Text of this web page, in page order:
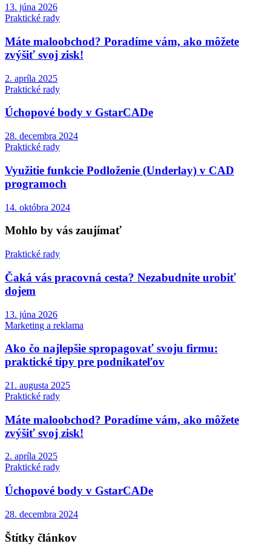
13. júna 2026
Praktické rady
Máte maloobchod? Poradíme vám, ako môžete
zvýšiť svoj zisk!
2. apríla 2025
Praktické rady
Úchopové body v GstarCADe
28. decembra 2024
Praktické rady
Využitie funkcie Podloženie (Underlay) v CAD
programoch
14. októbra 2024
Mohlo by vás zaujímať
Praktické rady
Čaká vás pracovná cesta? Nezabudnite urobiť
dojem
13. júna 2026
Marketing a reklama
Ako čo najlepšie spropagovať svoju firmu:
praktické tipy pre podnikateľov
21. augusta 2025
Praktické rady
Máte maloobchod? Poradíme vám, ako môžete
zvýšiť svoj zisk!
2. apríla 2025
Praktické rady
Úchopové body v GstarCADe
28. decembra 2024
Štítky článkov